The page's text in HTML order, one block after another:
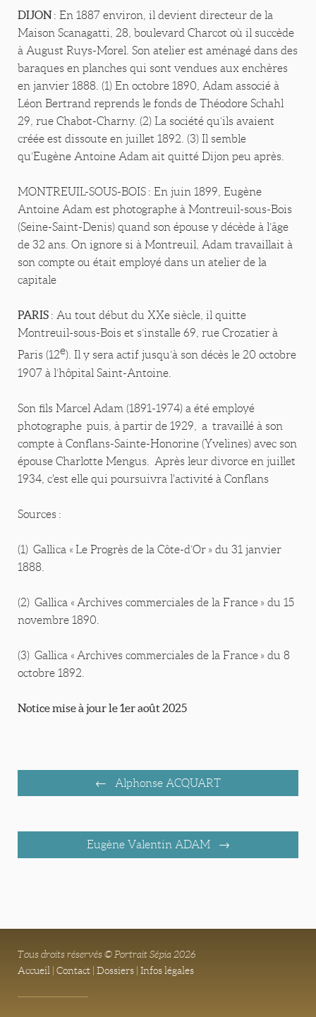
DIJON: En 1887 environ, il devient directeur de la
Maison Scanagatti, 28, boulevard Charcot où il succède
à August Ruys-Morel. Son atelier est aménagé dans des
baraques en planches qui sont vendues aux enchères
en janvier 1888. (1) En octobre 1890, Adam associé à
Léon Bertrand reprends le fonds de Théodore Schahl
29, rue Chabot-Charny. (2) La société qu’ils avaient
créée est dissoute en juillet 1892. (3) Il semble
qu’Eugène Antoine Adam ait quitté Dijon peu après.
MONTREUIL-SOUS-BOIS : En juin 1899, Eugène
Antoine Adam est photographe à Montreuil-sous-Bois
(Seine-Saint-Denis) quand son épouse y décède à l’âge
de 32 ans. On ignore si à Montreuil, Adam travaillait à
son compte ou était employé dans un atelier de la
capitale
PARIS : Au tout début du XXe siècle, il quitte
Montreuil-sous-Bois et s’installe 69, rue Crozatier à
Paris (12e). Il y sera actif jusqu’à son décès le 20 octobre
1907 à l’hôpital Saint-Antoine.
Son fils Marcel Adam (1891-1974) a été employé
photographe puis, à partir de 1929, a travaillé à son
compte à Conflans-Sainte-Honorine (Yvelines) avec son
épouse Charlotte Mengus. Après leur divorce en juillet
1934, c'est elle qui poursuivra l'activité à Conflans
Sources :
(1) Gallica « Le Progrès de la Côte-d’Or » du 31 janvier
1888.
(2) Gallica « Archives commerciales de la France » du 15
novembre 1890.
(3) Gallica « Archives commerciales de la France » du 8
octobre 1892.
Notice mise à jour le 1er août 2025
Alphonse ACQUART
Eugène Valentin ADAM
Tous droits réservés © Portrait Sépia 2026
Accueil | Contact | Dossiers | Infos légales